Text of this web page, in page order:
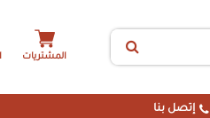
المشتريات
إتصل بنا